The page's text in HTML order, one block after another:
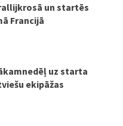
un startēs
Francijā
uz starta
ekipāžas